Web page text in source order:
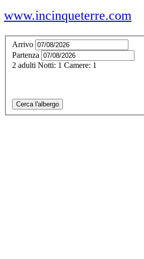
www.incinqueterre.com
Arrivo
Partenza
2 adulti Notti: 1 Camere: 1
Cerca l'albergo